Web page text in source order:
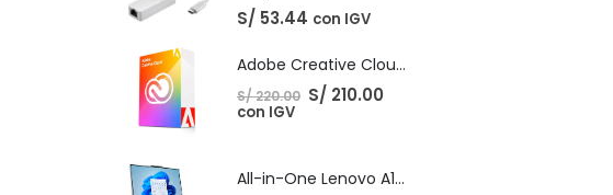
S/ 53.44 con IGV
Adobe Creative Cloud - 1 Año
S/220.00 El
precio
S/ 210.00El
con IGV
All-in-One Lenovo A100